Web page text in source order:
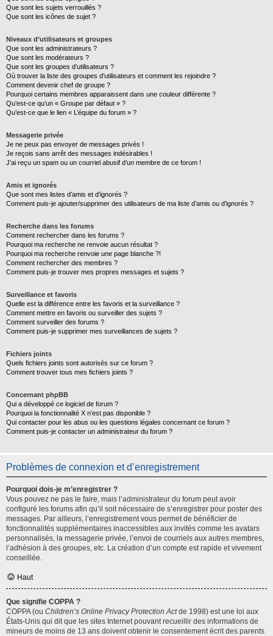
Que sont les sujets verrouillés ?
Que sont les icônes de sujet ?
Niveaux d’utilisateurs et groupes
Que sont les administrateurs ?
Que sont les modérateurs ?
Que sont les groupes d’utilisateurs ?
Où trouver la liste des groupes d’utilisateurs et comment les rejoindre ?
Comment devenir chef de groupe ?
Pourquoi certains membres apparaissent dans une couleur différente ?
Qu’est-ce qu’un « Groupe par défaut » ?
Qu’est-ce que le lien « L’équipe du forum » ?
Messagerie privée
Je ne peux pas envoyer de messages privés !
Je reçois sans arrêt des messages indésirables !
J’ai reçu un spam ou un courriel abusif d’un membre de ce forum !
Amis et ignorés
Que sont mes listes d’amis et d’ignorés ?
Comment puis-je ajouter/supprimer des utilisateurs de ma liste d’amis ou d’ignorés ?
Recherche dans les forums
Comment rechercher dans les forums ?
Pourquoi ma recherche ne renvoie aucun résultat ?
Pourquoi ma recherche renvoie une page blanche ?!
Comment rechercher des membres ?
Comment puis-je trouver mes propres messages et sujets ?
Surveillance et favoris
Quelle est la différence entre les favoris et la surveillance ?
Comment mettre en favoris ou surveiller des sujets ?
Comment surveiller des forums ?
Comment puis-je supprimer mes surveillances de sujets ?
Fichiers joints
Quels fichiers joints sont autorisés sur ce forum ?
Comment trouver tous mes fichiers joints ?
Concernant phpBB
Qui a développé ce logiciel de forum ?
Pourquoi la fonctionnalité X n’est pas disponible ?
Qui contacter pour les abus ou les questions légales concernant ce forum ?
Comment puis-je contacter un administrateur du forum ?
Problèmes de connexion et d’enregistrement
Pourquoi dois-je m’enregistrer ?
Vous pouvez ne pas le faire, mais l’administrateur du forum peut avoir
configuré les forums afin qu’il soit nécessaire de s’enregistrer pour poster des
messages. Par ailleurs, l’enregistrement vous permet de bénéficier de
fonctionnalités supplémentaires inaccessibles aux invités comme les avatars
personnalisés, la messagerie privée, l’envoi de courriels aux autres membres,
l’adhésion à des groupes, etc. La création d’un compte est rapide et vivement
conseillée.
Haut
Que signifie COPPA ?
COPPA (ou Children’s Online Privacy Protection Actde 1998) est une loi aux
États-Unis qui dit que les sites Internet pouvant recueillir des informations de
mineurs de moins de 13 ans doivent obtenir le consentement écrit des parents